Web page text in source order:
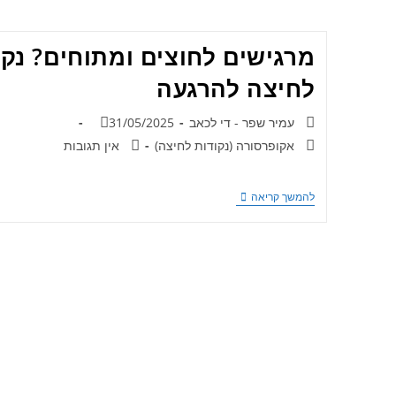
מרגישים לחוצים ומתוחים?
לחיצה להרגעה
עמיר שפר - די לכאב
31/05/2025
אקופרסורה (נקודות לחיצה)
אין תגובות
להמשך קריאה